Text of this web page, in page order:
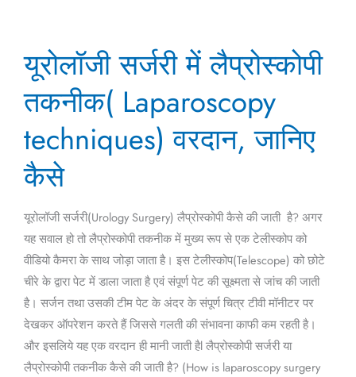
यूरोलॉजी सर्जरी में लैप्रोस्कोपी
तकनीक( Laparoscopy
techniques) वरदान, जानिए
कैसे
यूरोलॉजी सर्जरी(Urology Surgery) लैप्रोस्कोपी कैसे की जाती है? अगर
यह सवाल हो तो लैप्रोस्कोपी तकनीक में मुख्य रूप से एक टेलीस्कोप को
वीडियो कैमरा के साथ जोड़ा जाता है। इस टेलीस्कोप(Telescope) को छोटे
चीरे के द्वारा पेट में डाला जाता है एवं संपूर्ण पेट की सूक्ष्मता से जांच की जाती
है। सर्जन तथा उसकी टीम पेट के अंदर के संपूर्ण चित्र टीवी मॉनीटर पर
देखकर ऑपरेशन करते हैं जिससे गलती की संभावना काफी कम रहती है।
और इसलिये यह एक वरदान ही मानी जाती हैl लैप्रोस्कोपी सर्जरी या
लैप्रोस्कोपी तकनीक कैसे की जाती है? (How is laparoscopy surgery
सर्जरी
लैप्रोस्कोपी
Laparoscopy
techniques)
वरदान,
जानिए
कैसे